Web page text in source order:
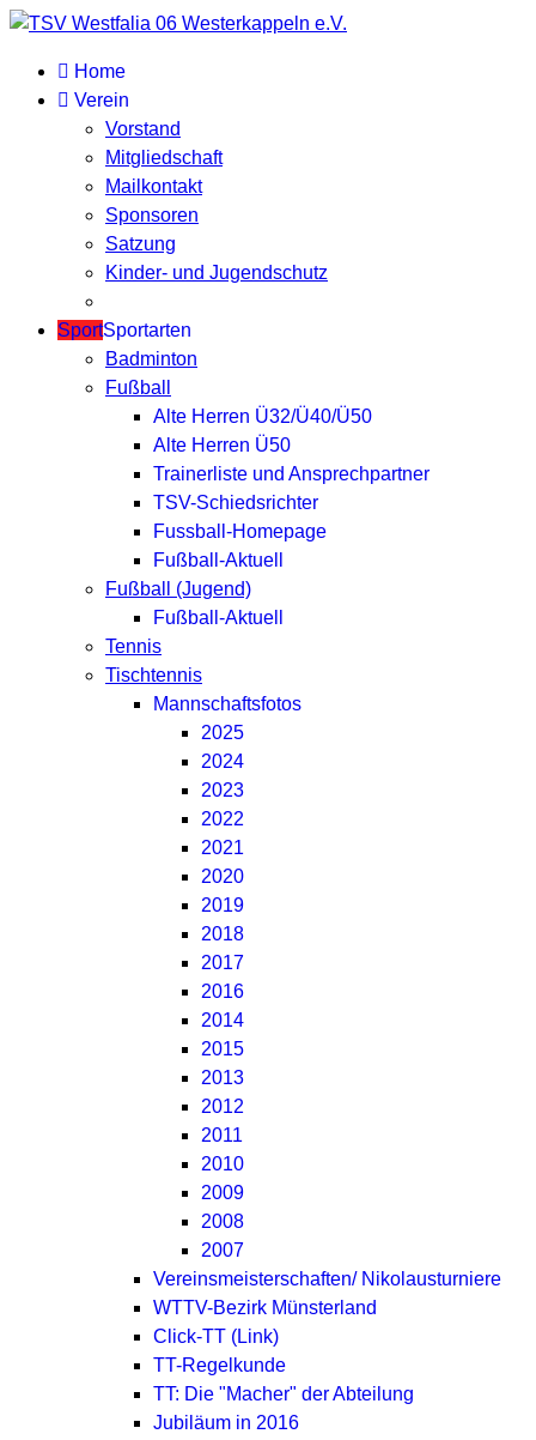
Home
Verein
Vorstand
Mitgliedschaft
Mailkontakt
Sponsoren
Satzung
Kinder- und Jugendschutz
SportSportarten
Badminton
Fußball
Alte Herren Ü32/Ü40/Ü50
Alte Herren Ü50
Trainerliste und Ansprechpartner
TSV-Schiedsrichter
Fussball-Homepage
Fußball-Aktuell
Fußball (Jugend)
Fußball-Aktuell
Tennis
Tischtennis
Mannschaftsfotos
2025
2024
2023
2022
2021
2020
2019
2018
2017
2016
2014
2015
2013
2012
2011
2010
2009
2008
2007
Vereinsmeisterschaften/ Nikolausturniere
WTTV-Bezirk Münsterland
Click-TT (Link)
TT-Regelkunde
TT: Die "Macher" der Abteilung
Jubiläum in 2016